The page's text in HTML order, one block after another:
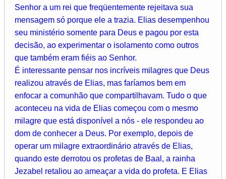
Senhor a um rei que freqüentemente rejeitava sua
mensagem só porque ele a trazia. Elias desempenhou
seu ministério somente para Deus e pagou por esta
decisão, ao experimentar o isolamento como outros
que também eram fiéis ao Senhor.
É interessante pensar nos incríveis milagres que Deus
realizou através de Elias, mas faríamos bem em
enfocar a comunhão que compartilhavam. Tudo o que
aconteceu na vida de Elias começou com o mesmo
milagre que está disponível a nós - ele respondeu ao
dom de conhecer a Deus. Por exemplo, depois de
operar um milagre extraordinário através de Elias,
quando este derrotou os profetas de Baal, a rainha
Jezabel retaliou ao ameaçar a vida do profeta. E Elias